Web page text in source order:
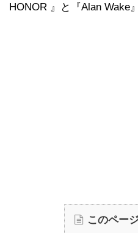
HONOR 』と『Alan Wake
このペー